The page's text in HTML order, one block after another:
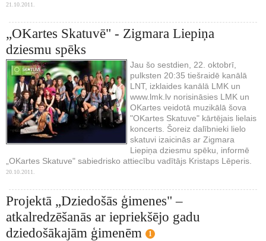
21.10.2011.
„OKartes Skatuvē" - Zigmara Liepiņa
dziesmu spēks
Jau šo sestdien, 22. oktobrī,
pulksten 20:35 tiešraidē kanālā
LNT, izklaides kanālā LMK un
www.lmk.lv norisināsies LMK un
OKartes veidotā muzikālā šova
"OKartes Skatuve" kārtējais lielais
koncerts. Šoreiz dalībnieki lielo
skatuvi izaicinās ar Zigmara
Liepiņa dziesmu spēku, informē
„OKartes Skatuve" sabiedrisko attiecību vadītājs Kristaps Lēperis.
20.10.2011.
Projektā „Dziedošās ģimenes" –
atkalredzēšanās ar iepriekšējo gadu
dziedošākajām ģimenēm
1